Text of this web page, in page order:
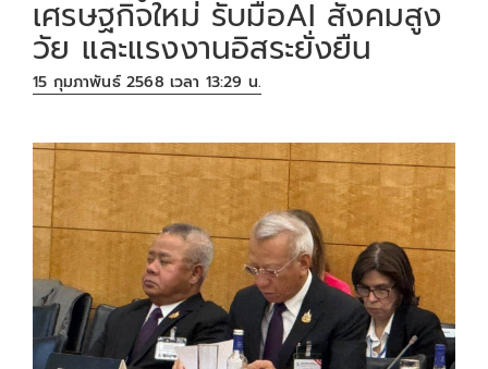
เศรษฐกิจใหม่ รับมือAI สังคมสูง
วัย และแรงงานอิสระยั่งยืน
15 กุมภาพันธ์ 2568 เวลา 13:29 น.